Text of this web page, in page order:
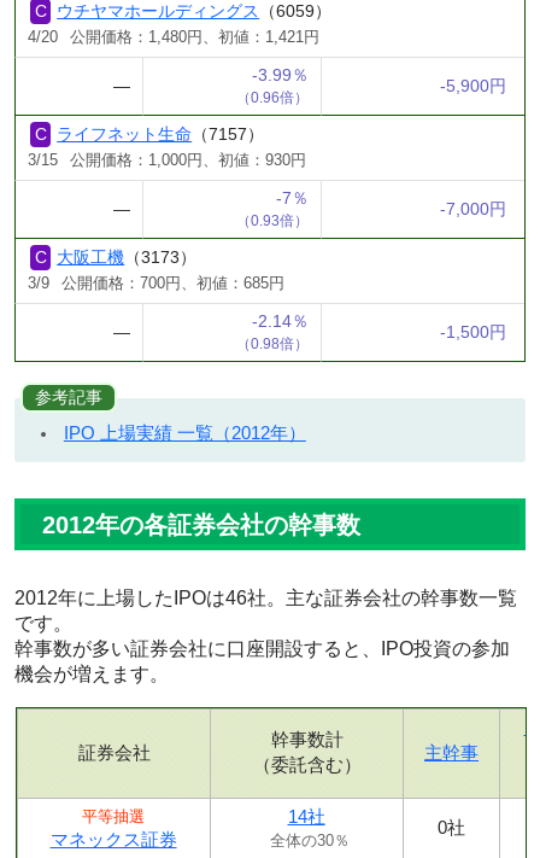
ウチヤマホールディングス （6059）
4/20 公開価格：1,480円、初値：1,421円
―
-3.99％
（0.96倍）
-5,900円
ライフネット生命 （7157）
3/15 公開価格：1,000円、初値：930円
―
-7％
（0.93倍）
-7,000円
大阪工機 （3173）
3/9 公開価格：700円、初値：685円
―
-2.14％
（0.98倍）
-1,500円
参考記事
IPO 上場実績 一覧（2012年）
2012年の各証券会社の幹事数
2012年に上場したIPOは46社。主な証券会社の幹事数一覧
です。
幹事数が多い証券会社に口座開設すると、IPO投資の参加
機会が増えます。
証券会社
幹事数計
（委託含む）
主幹事
平等抽選
マネックス証券
14社
全体の30％
0社